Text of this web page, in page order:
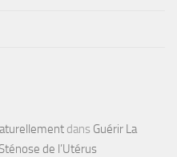
dans Guérir La
de l’Utérus